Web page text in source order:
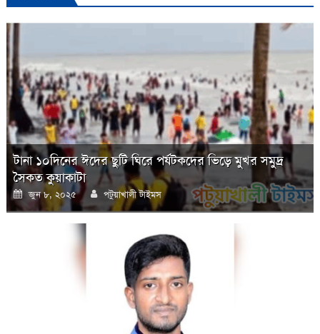
টানা ১০দিনের ঈদের ছুটি ঘিরে পর্যটকদের ভিড়ে মুখর সমুদ্র
সৈকত কুয়াকাটা
Posted
on
জুন ৮, ২০২৫ Author
পটুয়াখালী টাইমস